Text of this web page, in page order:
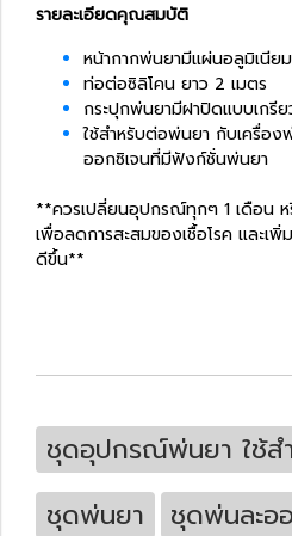
รายละเอียดคุณสมบัติ
หน้ากากพ่นยามีแผ่นอลูมิเนียม
ท่อต่อซิลิโคน ยาว 2 เมตร
กระปุกพ่นยามีฝาปิดแบบเกรีย
ใช้สำหรับต่อพ่นยา กับเครื่อ
ออกซิเจนที่มีฟังก์ชั่นพ่นยา
**ควรเปลี่ยนอุปกรณ์ทุกๆ 1 เดือน ห
เพื่อลดการสะสมของเชื้อโรค และเ
ดีขึ้น**
ชุดอุปกรณ์พ่นยา ใช้ส
ชุดพ่นยา
ชุดพ่นละอ